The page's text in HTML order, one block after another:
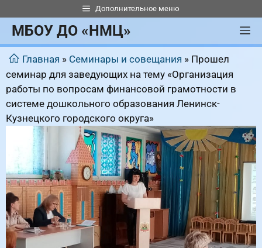
к
содержимому
Дополнительное меню
МБОУ ДО «НМЦ»
Главная » Семинары и совещания » Прошел
семинар для заведующих на тему «Организация
работы по вопросам финансовой грамотности в
системе дошкольного образования Ленинск-
Кузнецкого городского округа»